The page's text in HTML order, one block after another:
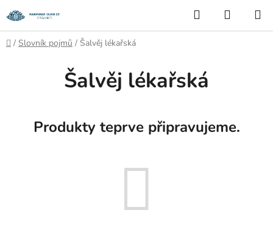
na
obsah
Hledat
KOŠÍK
Domů
/ Slovník pojmů / Šalvěj lékařská
Šalvěj lékařská
Produkty teprve připravujeme.